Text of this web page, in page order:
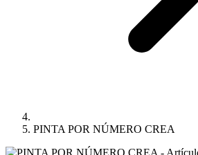
PINTA POR NÚMERO CREA